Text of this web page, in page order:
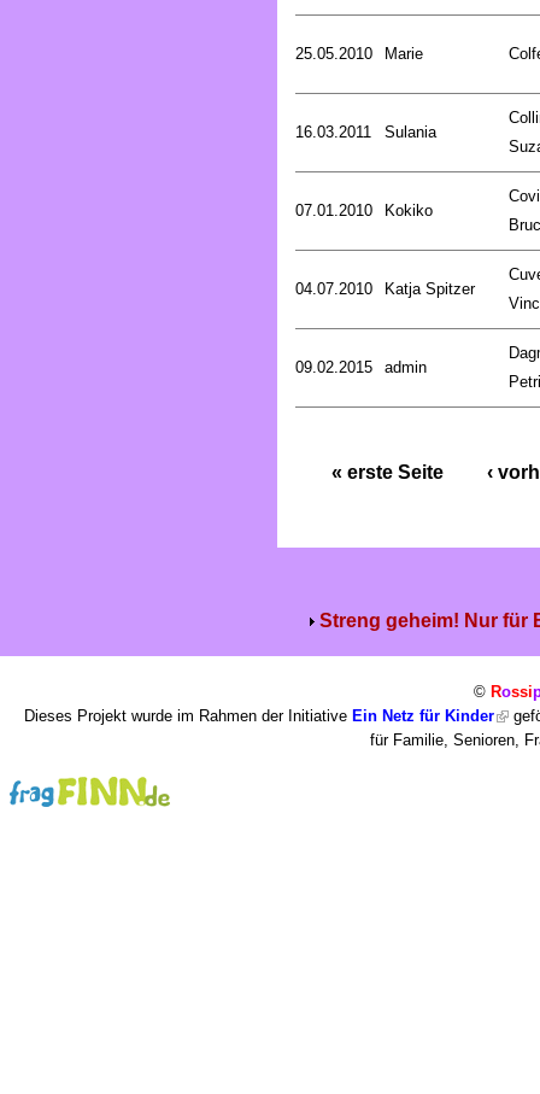
25.05.2010 Marie
16.03.2011 Sulania
07.01.2010 Kokiko
04.07.2010 Katja Spitzer
09.02.2015 admin
« erste Seite ‹
Streng geheim! Nur für
© Rossi
Dieses Projekt wurde im Rahmen der Initiative Ein Netz für Kinder
für Familie, Senioren,